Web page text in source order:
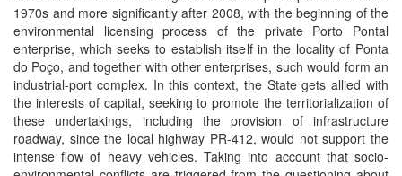
1970s and more significantly after 2008, with the beginning of the
environmental licensing process of the private Porto Pontal
enterprise, which seeks to establish itself in the locality of Ponta
do Poço, and together with other enterprises, such would form an
industrial-port complex. In this context, the State gets allied with
the interests of capital, seeking to promote the territorialization of
these undertakings, including the provision of infrastructure
roadway, since the local highway PR-412, would not support the
intense flow of heavy vehicles. Taking into account that socio-